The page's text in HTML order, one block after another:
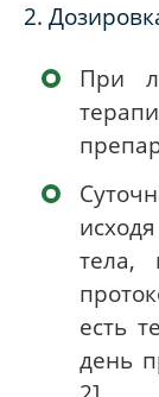
2.
При
тела,
есть
день